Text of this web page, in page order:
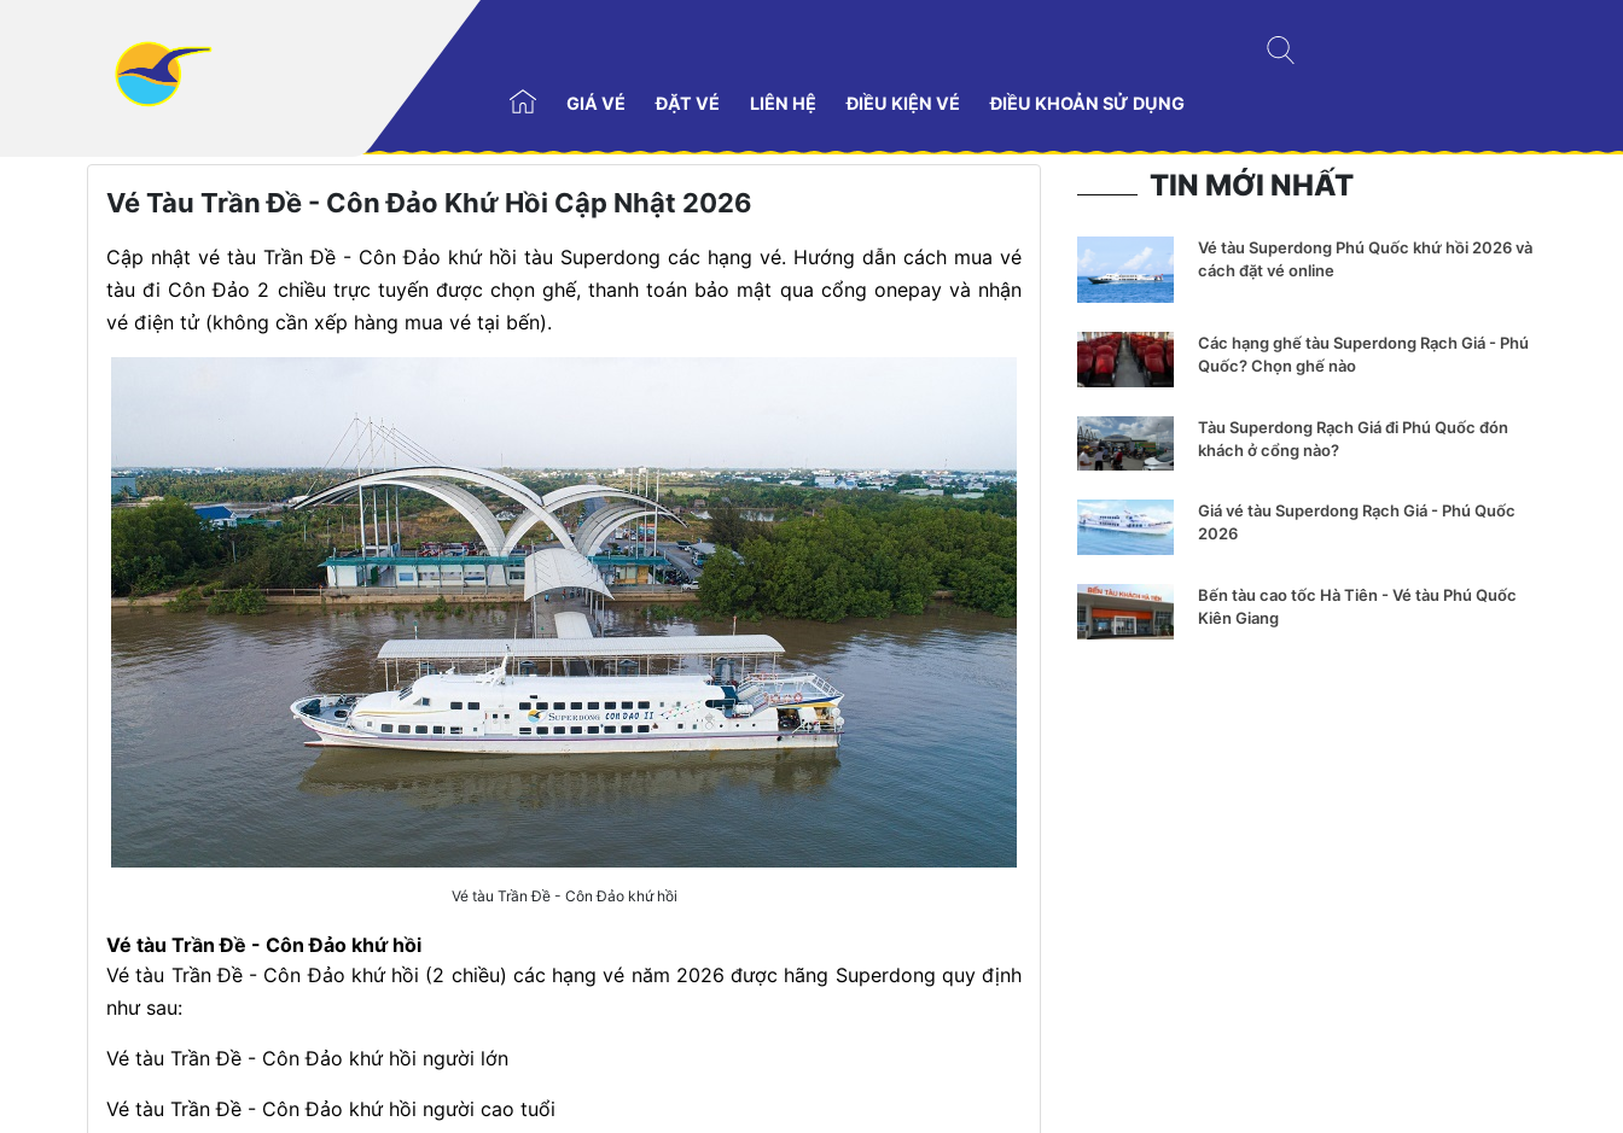
GIÁ VÉ ĐẶT VÉ LIÊN HỆ ĐIỀU KIỆN VÉ ĐIỀU KHOẢN SỬ DỤNG
Vé Tàu Trần Đề - Côn Đảo Khứ Hồi Cập Nhật 2026
Cập nhật vé tàu Trần Đề - Côn Đảo khứ hồi tàu Superdong các hạng vé. Hướng dẫn cách mua vé
tàu đi Côn Đảo 2 chiều trực tuyến được chọn ghế, thanh toán bảo mật qua cổng onepay và nhận
vé điện tử (không cần xếp hàng mua vé tại bến).
Vé tàu Trần Đề - Côn Đảo khứ hồi
Vé tàu Trần Đề - Côn Đảo khứ hồi
Vé tàu Trần Đề - Côn Đảo khứ hồi (2 chiều) các hạng vé năm 2026 được hãng Superdong quy định
như sau:
Vé tàu Trần Đề - Côn Đảo khứ hồi người lớn
Vé tàu Trần Đề - Côn Đảo khứ hồi người cao tuổi
TIN MỚI NHẤT
Vé tàu Superdong Phú Quốc khứ hồi 2026 và
cách đặt vé online
Các hạng ghế tàu Superdong Rạch Giá - Phú
Quốc? Chọn ghế nào
Tàu Superdong Rạch Giá đi Phú Quốc đón
khách ở cổng nào?
Giá vé tàu Superdong Rạch Giá - Phú Quốc
2026
Bến tàu cao tốc Hà Tiên - Vé tàu Phú Quốc
Kiên Giang